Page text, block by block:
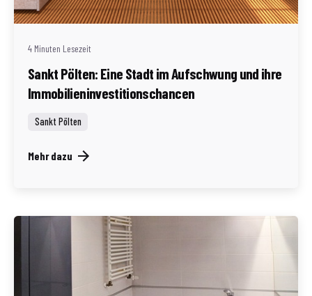
(AT)
4 Minuten Lesezeit
Sankt Pölten: Eine Stadt im Aufschwung und ihre
Immobilieninvestitionschancen
Sankt Pölten
Mehr dazu